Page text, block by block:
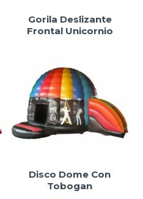
Gorila Deslizante
Frontal Unicornio
Disco Dome Con
Tobogan